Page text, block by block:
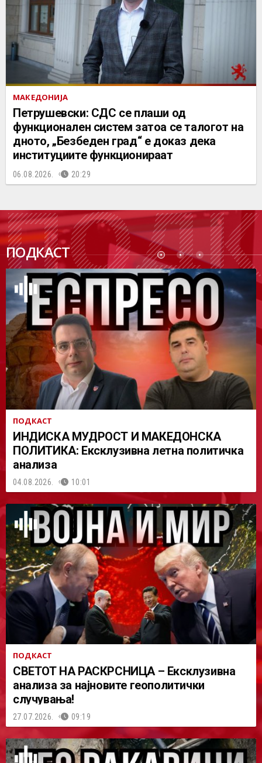
МАКЕДОНИЈА
Петрушевски: СДС се плаши од
функционален систем затоа се талогот на
дното, „Безбеден град“ е доказ дека
институциите функционираат
06.08.2026. 20:29
ПОДКАСТ
ПОДК
АСТ
ПОДКАСТ
ИНДИСКА МУДРОСТ И МАКЕДОНСКА
ПОЛИТИКА: Ексклузивна летна политичка
анализа
04.08.2026. 10:01
ПОДКАСТ
СВЕТОТ НА РАСКРСНИЦА – Ексклузивна
анализа за најновите геополитички
случувања!
27.07.2026. 09:19